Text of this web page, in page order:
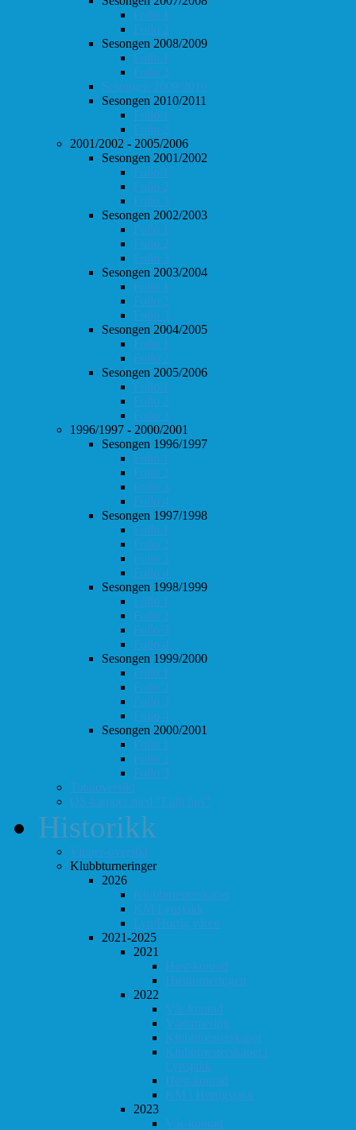
Follo 1
Follo 2
Sesongen 2008/2009
Follo 1
Follo 2
Sesongen 2009/2010
Sesongen 2010/2011
Follo 1
Follo 2
2001/2002 - 2005/2006
Sesongen 2001/2002
Follo 1
Follo 2
Follo 3
Sesongen 2002/2003
Follo 1
Follo 2
Follo 3
Sesongen 2003/2004
Follo 1
Follo 2
Follo 3
Sesongen 2004/2005
Follo 1
Follo 2
Sesongen 2005/2006
Follo 1
Follo 2
Follo 3
1996/1997 - 2000/2001
Sesongen 1996/1997
Follo 1
Follo 2
Follo 3
Follo 4
Sesongen 1997/1998
Follo 1
Follo 2
Follo 3
Follo 4
Sesongen 1998/1999
Follo 1
Follo 2
Follo 3
Follo 4
Sesongen 1999/2000
Follo 1
Follo 2
Follo 3
Follo 4
Sesongen 2000/2001
Follo 1
Follo 2
Follo 3
Totaloversikt
ØS-kamper med "Fullt hus"
Historikk
Vinner-oversikt
Klubbturneringer
2026
Klubbmesterskapet
KM Lynsjakk
Lyn/Hurtig våren
2021-2025
2021
Høst-konrad
Høstturneringen
2022
Vår-konrad
Vårturnering
Klubbmesterskapet
Klubbmesterskapet i
Lynsjakk
Høst-konrad
KM i Hurtigsjakk
2023
Vår-konrad